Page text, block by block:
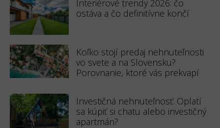
Interiérové trendy 2026: čo
ostáva a čo definitívne končí
Koľko stojí predaj nehnuteľnosti
vo svete a na Slovensku?
Porovnanie, ktoré vás prekvapí
Investičná nehnuteľnosť: Oplatí
sa kúpiť si chatu alebo investičný
apartmán?